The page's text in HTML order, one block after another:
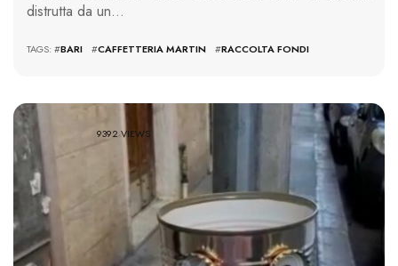
distrutta da un…
TAGS: #BARI #CAFFETTERIA MARTIN #RACCOLTA FONDI
9392 VIEWS